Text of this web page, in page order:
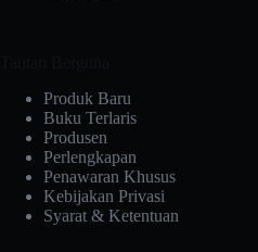
Produk Baru
Buku Terlaris
Produsen
Perlengkapan
Penawaran Khusus
Kebijakan Privasi
Syarat & Ketentuan